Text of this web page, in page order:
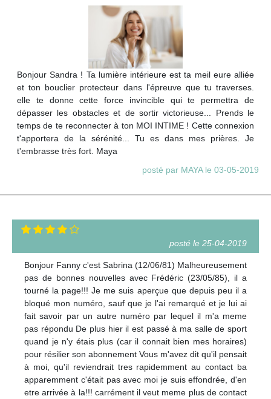
Bonjour Sandra ! Ta lumière intérieure est ta meil eure alliée
et ton bouclier protecteur dans l'épreuve que tu traverses.
elle te donne cette force invincible qui te permettra de
dépasser les obstacles et de sortir victorieuse... Prends le
temps de te reconnecter à ton MOI INTIME ! Cette connexion
t'apportera de la sérénité... Tu es dans mes prières. Je
t'embrasse très fort. Maya
posté par MAYA le 03-05-2019
posté le 25-04-2019
Bonjour Fanny c'est Sabrina (12/06/81) Malheureusement
pas de bonnes nouvelles avec Frédéric (23/05/85), il a
tourné la page!!! Je me suis aperçue que depuis peu il a
bloqué mon numéro, sauf que je l'ai remarqué et je lui ai
fait savoir par un autre numéro par lequel il m'a meme
pas répondu De plus hier il est passé à ma salle de sport
quand je n'y étais plus (car il connait bien mes horaires)
pour résilier son abonnement Vous m'avez dit qu'il pensait
à moi, qu'il reviendrait tres rapidemment au contact ba
apparemment c'était pas avec moi je suis effondrée, d'en
etre arrivée à la!!! carrément il veut meme plus de contact